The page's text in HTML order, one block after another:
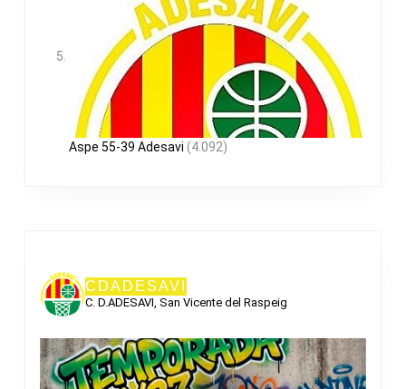
Aspe 55-39 Adesavi (4.092)
CDADESAVI
C. D.ADESAVI, San Vicente del Raspeig